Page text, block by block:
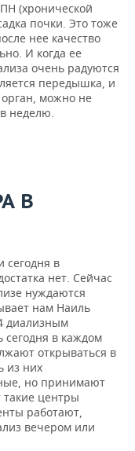
(хронической
почки. Это тоже
нее качество
И когда ее
очень радуются
передышка, и
можно не
неделю.
В
сегодня в
нет. Сейчас
нуждаются
нам Наиль
диализным
сегодня в каждом
открываться в
из них
но принимают
центры
работают,
вечером или